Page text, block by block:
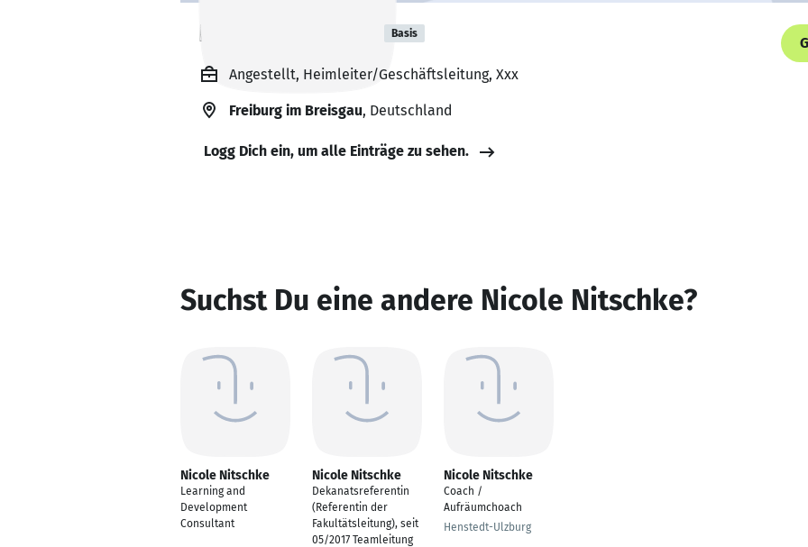
Nicole Nitschke Basis
Angestellt, Heimleiter/Geschäftsleitung, Xxx
Freiburg im Breisgau, Deutschland
Logg Dich ein, um alle Einträge zu sehen.
Suchst Du eine andere Nicole Nitschke?
Nicole Nitschke
Learning and
Development
Consultant
Nicole Nitschke
Dekanatsreferentin
(Referentin der
Fakultätsleitung), seit
05/2017 Teamleitung
Nicole Nitschke
Coach /
Aufräumchoach
Henstedt-Ulzburg